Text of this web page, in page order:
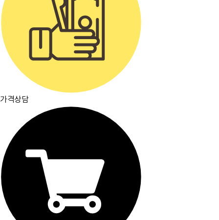
가격상담